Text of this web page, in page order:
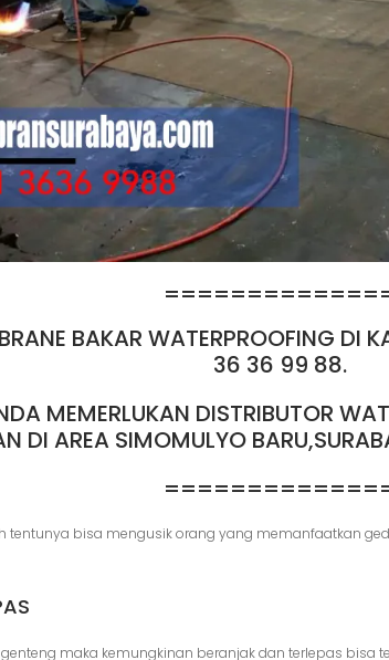
BAKAR WATERPROOFING DI
36 36 99 88.
MEMERLUKAN DISTRIBUTOR
DI AREA SIMOMULYO
bisa mengusik orang yang memanfaatkan
maka kemungkinan beranjak dan terlepas bisa